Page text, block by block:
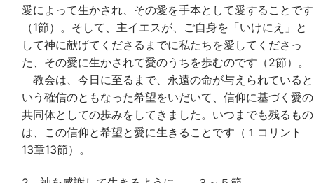
愛によって生かされ、その愛を手本として愛することです
（1節）。そして、主イエスが、ご自身を「いけにえ」と
して神に献げてくださるまでに私たちを愛してくださっ
た、その愛に生かされて愛のうちを歩むのです（2節）。
教会は、今日に至るまで、永遠の命が与えられていると
いう確信のともなった希望をいだいて、信仰に基づく愛の
共同体としての歩みをしてきました。いつまでも残るもの
は、この信仰と希望と愛に生きることです（１コリント
13章13節）。